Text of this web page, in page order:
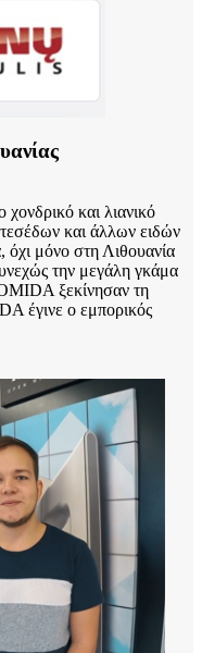
και λιανικό
και άλλων ειδών
όχι μόνο στη Λιθουανία
την μεγάλη γκάμα
ξεκίνησαν τη
έγινε ο εμπορικός